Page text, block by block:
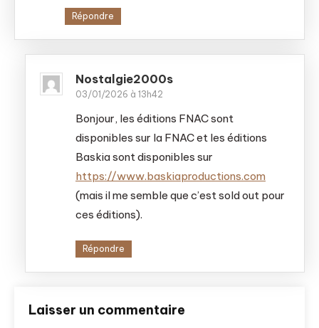
Répondre
Nostalgie2000s
03/01/2026 à 13h42
Bonjour, les éditions FNAC sont
disponibles sur la FNAC et les éditions
Baskia sont disponibles sur
https://www.baskiaproductions.com
(mais il me semble que c’est sold out pour
ces éditions).
Répondre
Laisser un commentaire